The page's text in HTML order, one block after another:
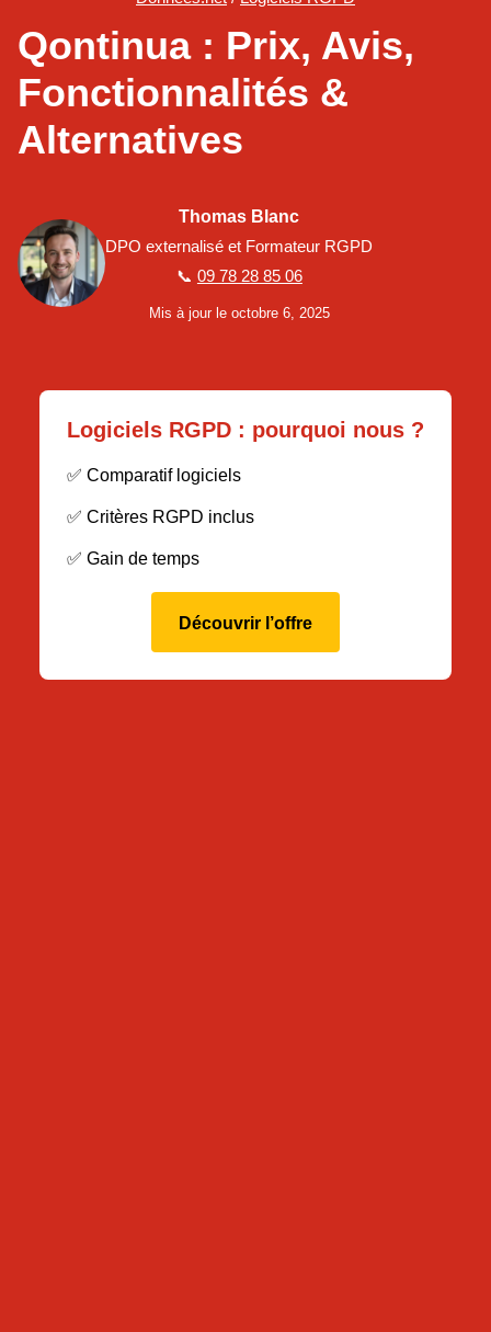
Qontinua : Prix, Avis,
Fonctionnalités &
Alternatives
Thomas Blanc
DPO externalisé et Formateur RGPD
📞 09 78 28 85 06
Mis à jour le octobre 6, 2025
Logiciels RGPD : pourquoi nous ?
✅ Comparatif logiciels
✅ Critères RGPD inclus
✅ Gain de temps
Découvrir l’offre